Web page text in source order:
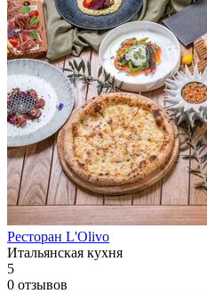
Ресторан L'Olivo
Итальянская кухня
5
0 отзывов